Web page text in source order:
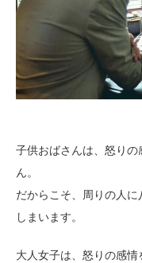
子供おばさんは、怒り
ん。
だからこそ、周りの人
しまいます。
大人女子は、怒りの感情